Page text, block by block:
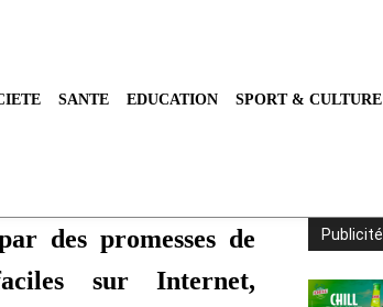
SANTE EDUCATION SPORT & CULTURE
des promesses de
sur Internet,
Publicité